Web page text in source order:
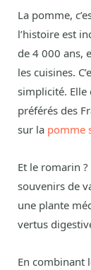
La pomme,
l’histoire est
de 4 000 ans,
les cuisines.
simplicité. Elle
préférés des
sur la pomme
Et le romarin ?
souvenirs de
une plante
vertus
En combinant